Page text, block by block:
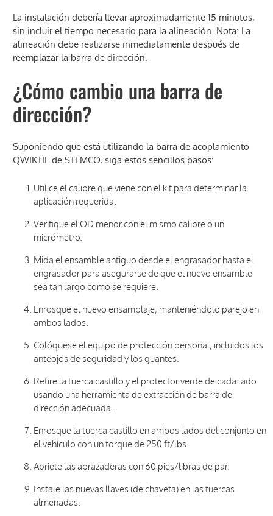
La instalación debería llevar aproximadamente 15 minutos,
sin incluir el tiempo necesario para la alineación. Nota: La
alineación debe realizarse inmediatamente después de
reemplazar la barra de dirección.
¿Cómo cambio una barra de
dirección?
Suponiendo que está utilizando la barra de acoplamiento
QWIKTIE de STEMCO, siga estos sencillos pasos:
Utilice el calibre que viene con el kit para determinar la
aplicación requerida.
Verifique el OD menor con el mismo calibre o un
micrómetro.
Mida el ensamble antiguo desde el engrasador hasta el
engrasador para asegurarse de que el nuevo ensamble
sea tan largo como se requiere.
Enrosque el nuevo ensamblaje, manteniéndolo parejo en
ambos lados.
Colóquese el equipo de protección personal, incluidos los
anteojos de seguridad y los guantes.
Retire la tuerca castillo y el protector verde de cada lado
usando una herramienta de extracción de barra de
dirección adecuada.
Enrosque la tuerca castillo en ambos lados del conjunto en
el vehículo con un torque de 250 ft/lbs.
Apriete las abrazaderas con 60 pies/libras de par.
Instale las nuevas llaves (de chaveta) en las tuercas
almenadas.